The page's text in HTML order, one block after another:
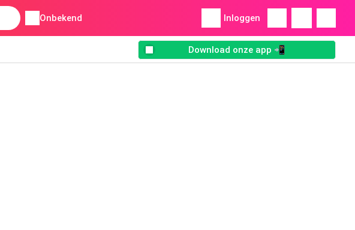
Onbekend Inloggen
Download onze app 📲